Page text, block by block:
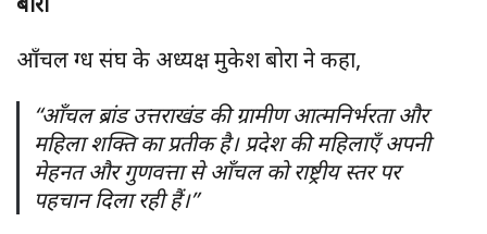
आँचल दुग्ध संघ के अध्यक्ष मुकेश बोरा ने कहा,
“आँचल ब्रांड उत्तराखंड की ग्रामीण आत्मनिर्भरता और
महिला शक्ति का प्रतीक है। प्रदेश की महिलाएँ अपनी
मेहनत और गुणवत्ता से आँचल को राष्ट्रीय स्तर पर
पहचान दिला रही हैं।”